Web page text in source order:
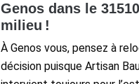
Genos dans le
milieu !
À Genos vous, pensez à
décision puisque Artisan